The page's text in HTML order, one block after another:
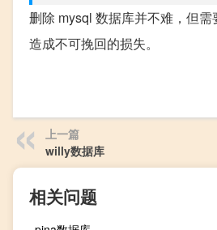
删除 mysql 数据库并不难，但
造成不可挽回的损失。
上一篇
willy数据库
相关问题